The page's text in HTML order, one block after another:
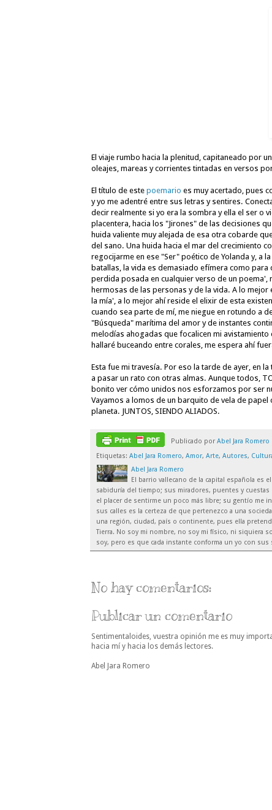
El viaje rumbo hacia la plenitud, capitaneado por
oleajes, mareas y corrientes tintadas en versos
El título de este poemario es muy acertado, pues
y yo me adentré entre sus letras y sentires.
decir realmente si yo era la sombra y ella el ser o
placentera, hacia los "Jirones" de las decisiones
huida valiente muy alejada de esa otra cobarde
del sano. Una huida hacia el mar del crecimiento
regocijarme en ese "Ser" poético de Yolanda y, a
batallas, la vida es demasiado efímera como
perdida posada en cualquier verso de un poema',
hermosas de las personas y de la vida. A lo
la mía', a lo mejor ahí reside el elixir de esta
cuando sea parte de mí, me niegue en rotundo a
"Búsqueda" marítima del amor y de instantes
melodías ahogadas que focalicen mi
hallaré buceando entre corales, me espera ahí
Esta fue mi travesía. Por eso la tarde de ayer, en la
a pasar un rato con otras almas. Aunque todos,
bonito ver cómo unidos nos esforzamos por ser
Vayamos a lomos de un barquito de vela de
planeta. JUNTOS, SIENDO ALIADOS.
Publicado por Abel Jara Romero
Etiquetas: Abel Jara Romero, Amor, Arte, Autores,
Abel Jara Romero
El barrio vallecano de la capital española
sabiduría del tiempo; sus miradores, puentes y
el placer de sentirme un poco más libre; su gentío me
sus calles es la certeza de que pertenezco a una
una región, ciudad, país o continente, pues ella
Tierra. No soy mi nombre, no soy mi físico, ni siquiera
soy, pero es que cada instante conforma un yo con sus
No hay comentarios:
Publicar un comentario
Sentimentaloides, vuestra opinión me es muy
hacia mí y hacia los demás lectores.
Abel Jara Romero